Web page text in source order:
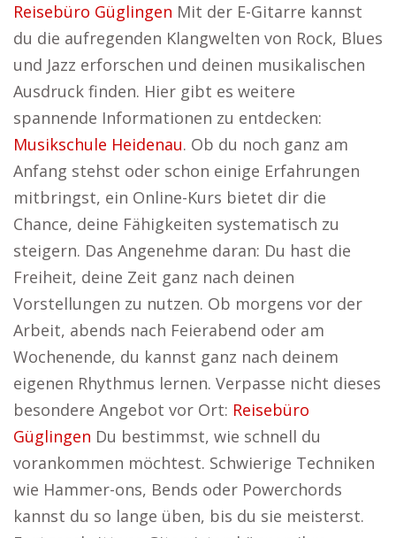
Reisebüro Güglingen Mit der E-Gitarre kannst
du die aufregenden Klangwelten von Rock, Blues
und Jazz erforschen und deinen musikalischen
Ausdruck finden. Hier gibt es weitere
spannende Informationen zu entdecken:
Musikschule Heidenau. Ob du noch ganz am
Anfang stehst oder schon einige Erfahrungen
mitbringst, ein Online-Kurs bietet dir die
Chance, deine Fähigkeiten systematisch zu
steigern. Das Angenehme daran: Du hast die
Freiheit, deine Zeit ganz nach deinen
Vorstellungen zu nutzen. Ob morgens vor der
Arbeit, abends nach Feierabend oder am
Wochenende, du kannst ganz nach deinem
eigenen Rhythmus lernen. Verpasse nicht dieses
besondere Angebot vor Ort: Reisebüro
Güglingen Du bestimmst, wie schnell du
vorankommen möchtest. Schwierige Techniken
wie Hammer-ons, Bends oder Powerchords
kannst du so lange üben, bis du sie meisterst.